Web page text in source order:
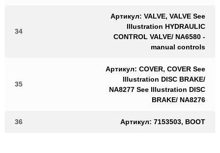
34
Артикул: VALVE, VALVE See
Illustration HYDRAULIC
CONTROL VALVE/ NA6580 -
manual controls
35
Артикул: COVER, COVER See
Illustration DISC BRAKE/
NA8277 See Illustration DISC
BRAKE/ NA8276
36 Артикул: 7153503, BOOT